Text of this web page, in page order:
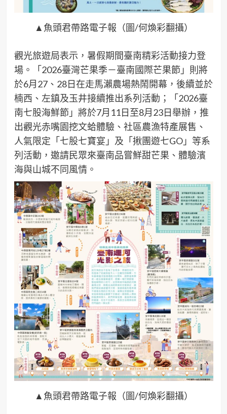
▲魚頭君帶路電子報（圖/何煥彩翻攝）
觀光旅遊局表示，暑假期間臺南精彩活動接力登
場。「2026臺灣芒果季－臺南國際芒果節」則將
於6月27、28日在走馬瀨農場熱鬧開幕，後續並於
楠西、左鎮及玉井接續推出系列活動；「2026臺
南七股海鮮節」將於7月11日至8月23日舉辦，推
出觀光赤嘴園挖文蛤體驗、社區農漁特產展售、
人氣限定「七股七寶宴」及「揪團遊七GO」等系
列活動，邀請民眾來臺南品嘗鮮甜芒果、體驗濱
海與山城不同風情。
▲魚頭君帶路電子報（圖/何煥彩翻攝）